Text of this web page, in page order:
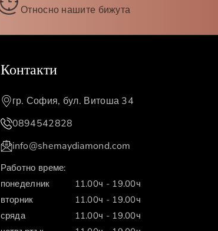
Относно нашите бижута
Контакти
гр. София, бул. Витоша 34
0894542828
info@shemaydiamond.com
Работно време:
понеделник
11.00ч - 19.00ч
вторник
11.00ч - 19.00ч
сряда
11.00ч - 19.00ч